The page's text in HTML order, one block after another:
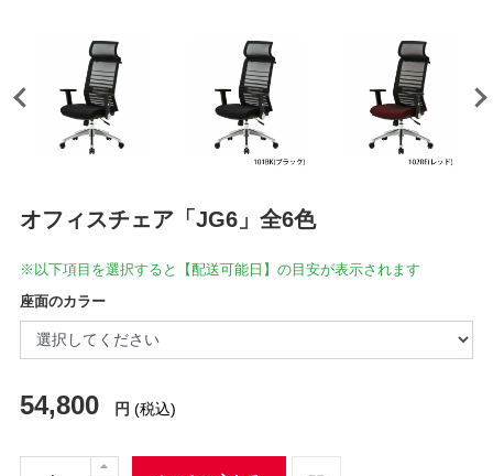
オフィスチェア「JG6」全6色
※以下項目を選択すると【配送可能日】の目安が表示されます
座面のカラー
54,800 円 (税込)